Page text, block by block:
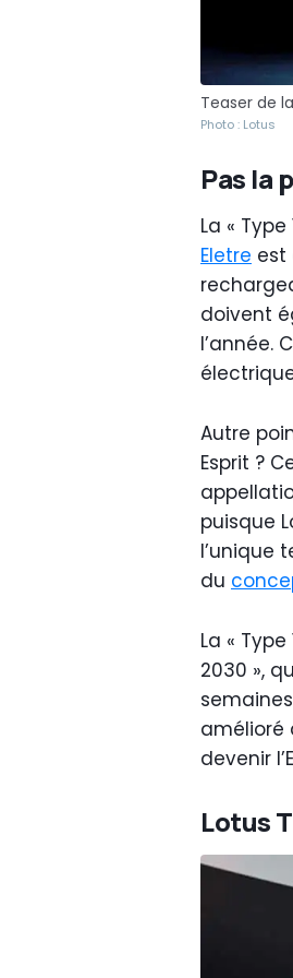
Teaser de
Photo : Lotus
Pas la
La «
Eletre est
doivent
l’année.
Autre
Esprit ?
puisque
l’unique
du
La «
2030 »,
amélioré
devenir
Lotus